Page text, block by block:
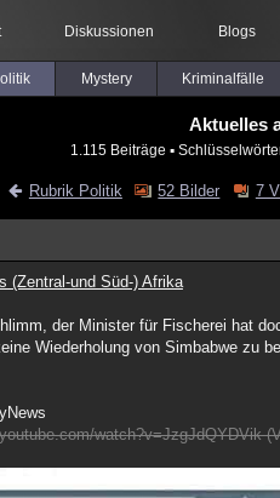
Diskussionen Blogs
Mystery Kriminalfälle
Aktuelles
1.115 Beiträge ▪
Rubrik Politik 52 Bilder 7
(Zentral-und Süd-) Afrika
der Minister für Fischerei hat
Wiederholung von Simbabwe zu
watch?v=JzgJdQYDVik